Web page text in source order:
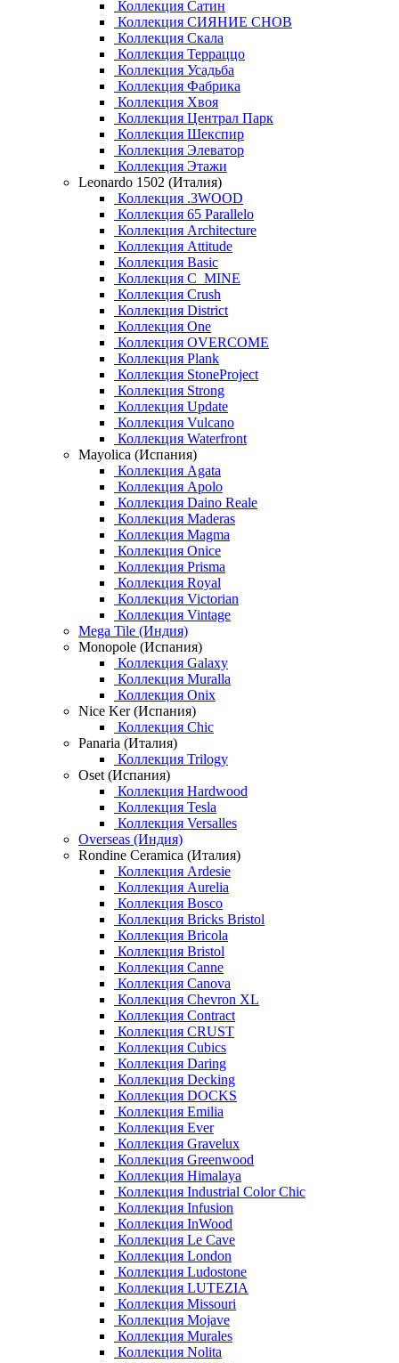
Коллекция Сатин
Коллекция СИЯНИЕ СНОВ
Коллекция Скала
Коллекция Терраццо
Коллекция Усадьба
Коллекция Фабрика
Коллекция Хвоя
Коллекция Централ Парк
Коллекция Шекспир
Коллекция Элеватор
Коллекция Этажи
Leonardo 1502 (Италия)
Коллекция .3WOOD
Коллекция 65 Parallelo
Коллекция Architecture
Коллекция Attitude
Коллекция Basic
Коллекция C_MINE
Коллекция Crush
Коллекция District
Коллекция One
Коллекция OVERCOME
Коллекция Plank
Коллекция StoneProject
Коллекция Strong
Коллекция Update
Коллекция Vulcano
Коллекция Waterfront
Mayolica (Испания)
Коллекция Agata
Коллекция Apolo
Коллекция Daino Reale
Коллекция Maderas
Коллекция Magma
Коллекция Onice
Коллекция Prisma
Коллекция Royal
Коллекция Victorian
Коллекция Vintage
Mega Tile (Индия)
Monopole (Испания)
Коллекция Galaxy
Коллекция Muralla
Коллекция Onix
Nice Ker (Испания)
Коллекция Chic
Panaria (Италия)
Коллекция Trilogy
Oset (Испания)
Коллекция Hardwood
Коллекция Tesla
Коллекция Versalles
Overseas (Индия)
Rondine Ceramica (Италия)
Коллекция Ardesie
Коллекция Aurelia
Коллекция Bosco
Коллекция Bricks Bristol
Коллекция Bricola
Коллекция Bristol
Коллекция Canne
Коллекция Canova
Коллекция Chevron XL
Коллекция Contract
Коллекция CRUST
Коллекция Cubics
Коллекция Daring
Коллекция Decking
Коллекция DOCKS
Коллекция Emilia
Коллекция Ever
Коллекция Gravelux
Коллекция Greenwood
Коллекция Himalaya
Коллекция Industrial Color Chic
Коллекция Infusion
Коллекция InWood
Коллекция Le Cave
Коллекция London
Коллекция Ludostone
Коллекция LUTEZIA
Коллекция Missouri
Коллекция Mojave
Коллекция Murales
Коллекция Nolita